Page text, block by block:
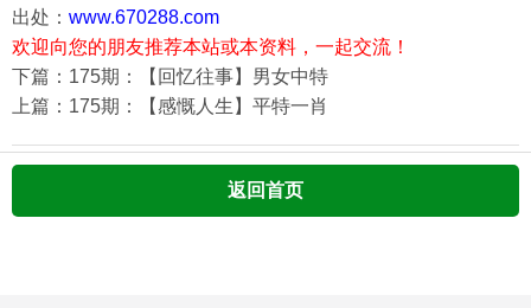
出处： www.670288.com
欢迎向您的朋友推荐本站或本资料，一起交流！
下篇：175期：【回忆往事】男女中特
上篇：175期：【感慨人生】平特一肖
返回首页